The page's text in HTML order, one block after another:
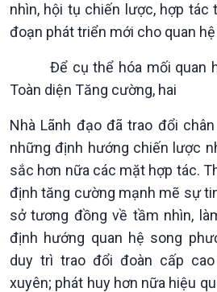
Kinh tế
Trước giờ mở cửa
Dòng chảy Kinh tế
Sức sống hàng Việt
Khởi nghiệp
Tuyên chiến với gian lận
thương mại
đảo
đảo
nhìn, hội tụ chiến lược, hợp tác
đoạn phát triển mới cho quan
Để cụ thể hóa mối quan
Toàn diện Tăng cường, hai
Nhà Lãnh đạo đã trao đổi
những định hướng chiến lược
sắc hơn nữa các mặt hợp tác.
định tăng cường mạnh mẽ sự
sở tương đồng về tầm nhìn,
định hướng quan hệ song
duy trì trao đổi đoàn cấp
xuyên; phát huy hơn nữa hiệu